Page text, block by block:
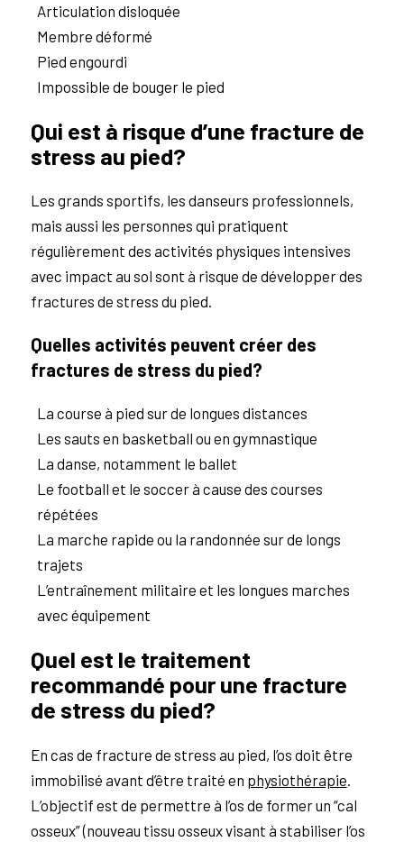
Articulation disloquée
Membre déformé
Pied engourdi
Impossible de bouger le pied
Qui est à risque d’une fracture de
stress au pied?
Les grands sportifs, les danseurs professionnels,
mais aussi les personnes qui pratiquent
régulièrement des activités physiques intensives
avec impact au sol sont à risque de développer des
fractures de stress du pied.
Quelles activités peuvent créer des
fractures de stress du pied?
La course à pied sur de longues distances
Les sauts en basketball ou en gymnastique
La danse, notamment le ballet
Le football et le soccer à cause des courses
répétées
La marche rapide ou la randonnée sur de longs
trajets
L’entraînement militaire et les longues marches
avec équipement
Quel est le traitement
recommandé pour une fracture
de stress du pied?
En cas de fracture de stress au pied, l’os doit être
immobilisé avant d’être traité en physiothérapie
L’objectif est de permettre à l’os de former un “cal
osseux” (nouveau tissu osseux visant à stabiliser l’os